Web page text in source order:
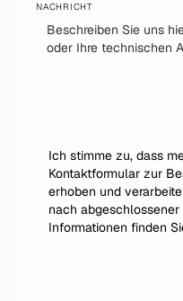
NACHRICHT
Ich stimme zu, dass
Kontaktformular zur
erhoben und
nach
Informationen finden